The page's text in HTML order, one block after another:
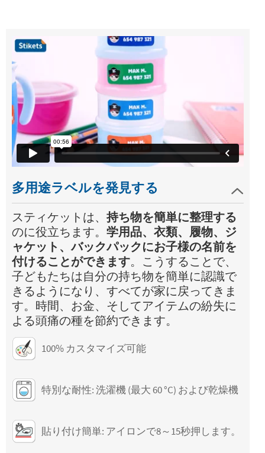
多用途ラベルを発見する
スティケットは、 持ち物を簡単に整理する
のに役立ちます。 学用品、衣類、履物、ジ
ャケット、バックパックにお子様の名前を
付けることができます。こうすることで、
子どもたちは自分の持ち物を簡単に認識で
きるようになり、すべてが家に戻ってきま
す。時間、お金、そしてアイテムの紛失に
よる頭痛の種を節約できます。
100% カスタマイズ可能
特別な耐性: 洗濯機 (最大 60 °C) および乾燥機
貼り付け簡単: アイロンで8～15秒押します。